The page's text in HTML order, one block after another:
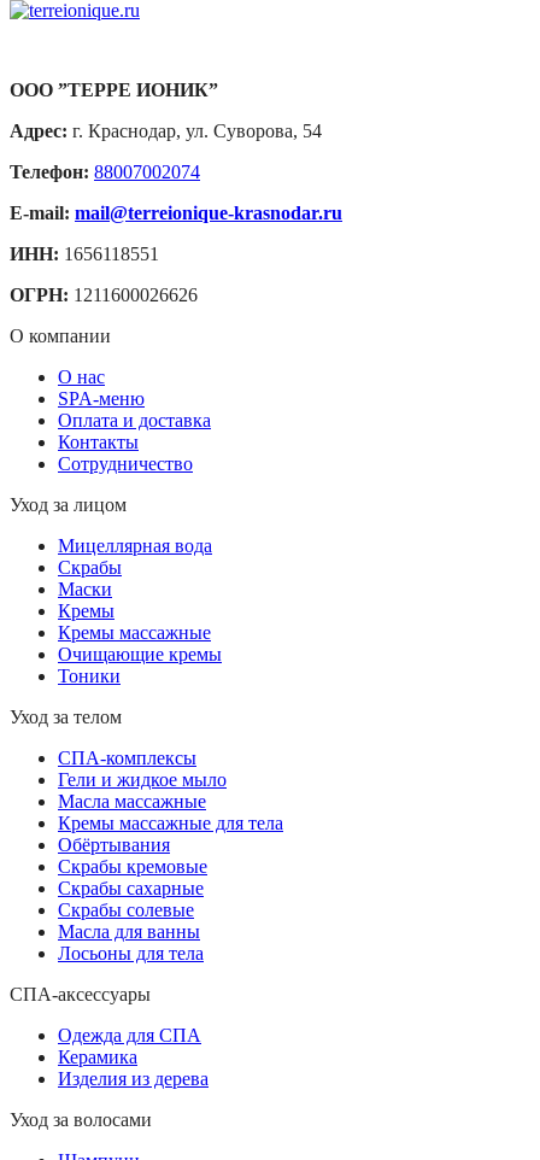
ООО ”ТЕРРЕ ИОНИК”
Адрес: г. Краснодар, ул. Суворова, 54
Телефон: 88007002074
E-mail: mail@terreionique-krasnodar.ru
ИНН: 1656118551
ОГРН: 1211600026626
О компании
О нас
SPA-меню
Оплата и доставка
Контакты
Сотрудничество
Уход за лицом
Мицеллярная вода
Скрабы
Маски
Кремы
Кремы массажные
Очищающие кремы
Тоники
Уход за телом
СПА-комплексы
Гели и жидкое мыло
Масла массажные
Кремы массажные для тела
Обёртывания
Скрабы кремовые
Скрабы сахарные
Скрабы солевые
Масла для ванны
Лосьоны для тела
СПА-аксессуары
Одежда для СПА
Керамика
Изделия из дерева
Уход за волосами